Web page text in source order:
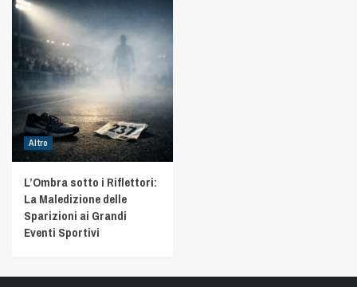
Altro
L’Ombra sotto i Riflettori:
La Maledizione delle
Sparizioni ai Grandi
Eventi Sportivi